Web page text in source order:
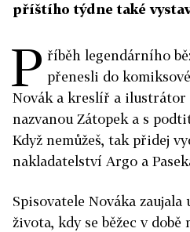
příštího týdne také
P říběh legendárního
přenesli do
Novák a kreslíř a
nazvanou Zátopek a s
Když nemůžeš, tak přidej
nakladatelství Argo a
Spisovatele Nováka zaujala
života, kdy se běžec v době